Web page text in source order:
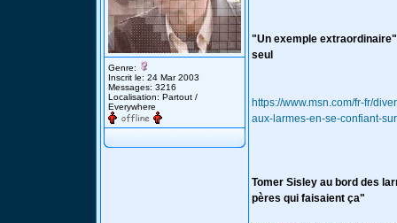
Genre:
Inscrit le: 24 Mar 2003
Messages: 3216
Localisation: Partout /
Everywhere
"Un exemple
seul
https://www.msn.com/fr-fr/
aux-larmes-en-se-confiant-
Tomer Sisley au bord des
pères qui faisaient ça"